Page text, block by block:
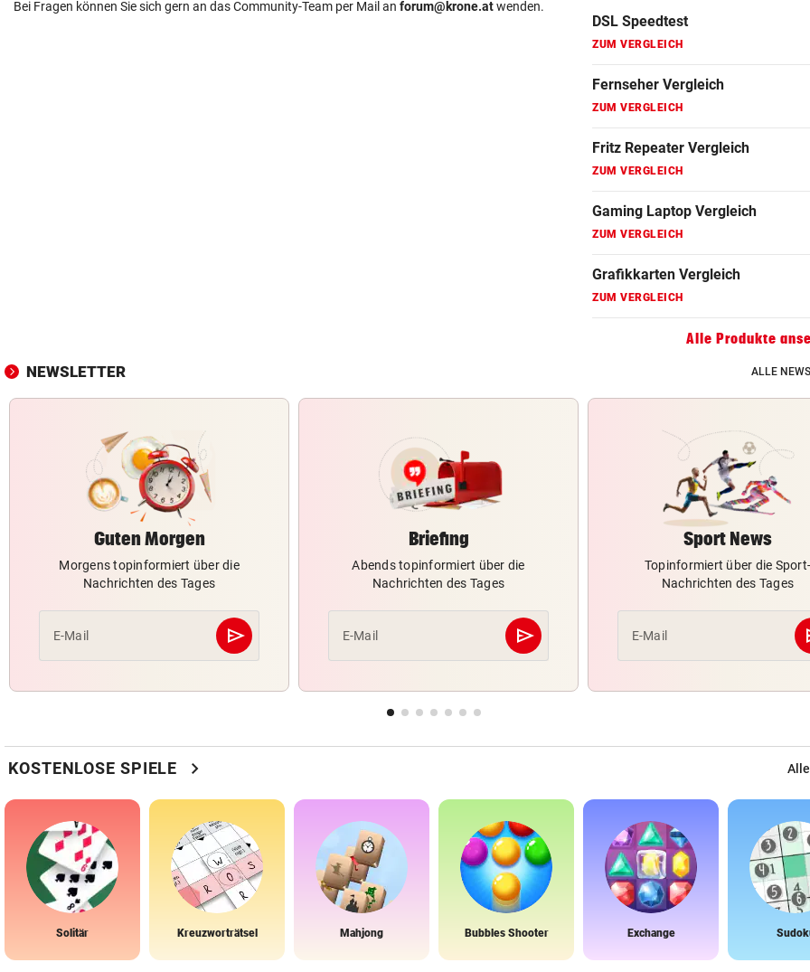
Bei Fragen können Sie sich gern an das Community-Team per Mail an forum@krone.atwenden.
DSL Speedtest
ZUM VERGLEICH
Fernseher Vergleich
ZUM VERGLEICH
Fritz Repeater Vergleich
ZUM VERGLEICH
Gaming Laptop Vergleich
ZUM VERGLEICH
Grafikkarten Vergleich
ZUM VERGLEICH
Alle Produkte
NEWSLETTER ALLE
Guten Morgen
Morgens topinformiert über die
Nachrichten des Tages
E-Mail send
Abschicken
Briefing
Abends topinformiert über die
Nachrichten des Tages
E-Mail send
Abschicken
Sport News
Topinformiert über die Sport-
Nachrichten des Tages
E-Mail
KOSTENLOSE SPIELE chevron_right
Solitär Kreuzworträtsel Mahjong Bubbles Shooter Exchange